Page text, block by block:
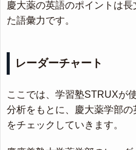
慶大薬の英語のポイントは
た語彙力です。
レーダーチャート
ここでは、学習塾STRUXが
分析をもとに、慶大薬学部
をチェックしていきます。